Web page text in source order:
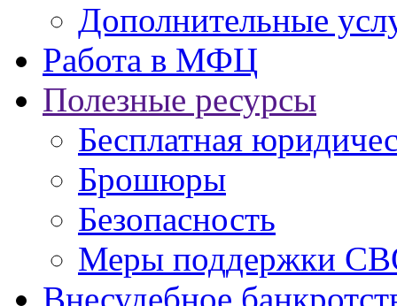
Дополнительные
Работа в МФЦ
Полезные ресурсы
Бесплатная
Брошюры
Безопасность
Меры поддержки